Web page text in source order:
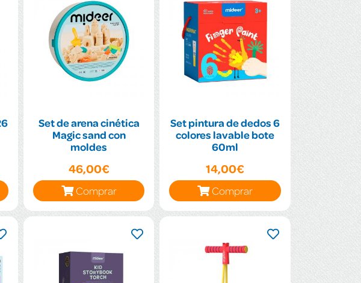
Set de arena cinética
Magic sand con
moldes
46,00€
Comprar
Set pintura de dedos 6
colores lavable bote
60ml
14,00€
Comprar